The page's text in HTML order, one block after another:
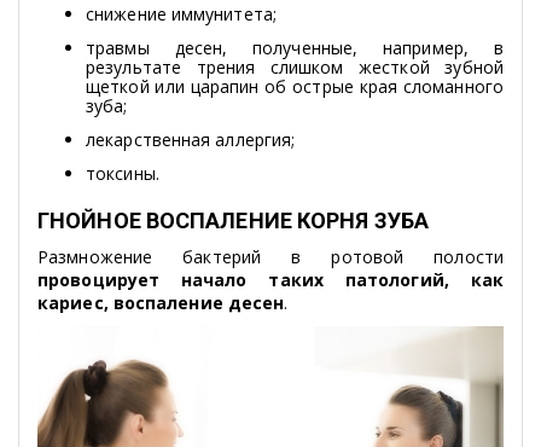
снижение иммунитета;
травмы десен, полученные, например, в
результате трения слишком жесткой зубной
щеткой или царапин об острые края сломанного
зуба;
лекарственная аллергия;
токсины.
ГНОЙНОЕ ВОСПАЛЕНИЕ КОРНЯ ЗУБА
Размножение бактерий в ротовой полости
провоцирует начало таких патологий, как
кариес, воспаление десен.